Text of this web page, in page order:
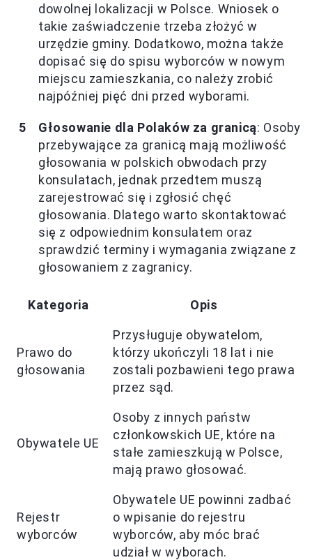
dowolnej lokalizacji w Polsce. Wniosek o
takie zaświadczenie trzeba złożyć w
urzędzie gminy. Dodatkowo, można także
dopisać się do spisu wyborców w nowym
miejscu zamieszkania, co należy zrobić
najpóźniej pięć dni przed wyborami.
Głosowanie dla Polaków za granicą: Osoby
przebywające za granicą mają możliwość
głosowania w polskich obwodach przy
konsulatach, jednak przedtem muszą
zarejestrować się i zgłosić chęć
głosowania. Dlatego warto skontaktować
się z odpowiednim konsulatem oraz
sprawdzić terminy i wymagania związane z
głosowaniem z zagranicy.
Kategoria Opis
Prawo do
głosowania
Przysługuje obywatelom,
którzy ukończyli 18 lat i nie
zostali pozbawieni tego prawa
przez sąd.
Obywatele UE
Osoby z innych państw
członkowskich UE, które na
stałe zamieszkują w Polsce,
mają prawo głosować.
Rejestr
wyborców
Obywatele UE powinni zadbać
o wpisanie do rejestru
wyborców, aby móc brać
udział w wyborach.